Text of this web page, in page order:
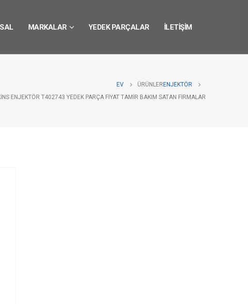
MARKALAR YEDEK PARÇALAR İLETIŞIM
EV ÜRÜNLER ENJEKTÖR
ENJEKTÖR T402743 YEDEK PARÇA FIYAT TAMIR BAKIM SATAN FIRMALAR